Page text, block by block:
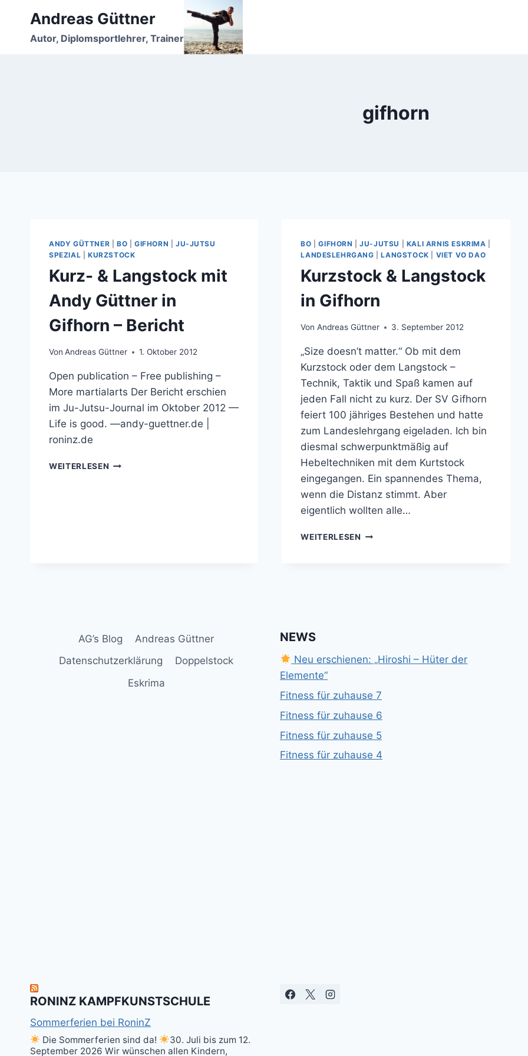
springen
Andreas Güttner
Autor, Diplomsportlehrer, Trainer
gifhorn
ANDY GÜTTNER BO GIFHORN
JU-JUTSU
SPEZIAL
KURZSTOCK
Kurz- & Langstock mit
Andy Güttner in
Gifhorn – Bericht
Von Andreas Güttner 1. Oktober 2012
Open publication – Free publishing –
More martialarts Der Bericht erschien
im Ju-Jutsu-Journal im Oktober 2012 —
Life is good. —andy-guettner.de |
roninz.de
WEITERLESEN KURZ-
BO |GIFHORN |JU-JUTSU KALI ARNIS ESKRIMA
LANDESLEHRGANG |LANGSTOCK VIET VO DAO
Kurzstock & Langstock
in Gifhorn
Von Andreas Güttner 3. September 2012
„Size doesn’t matter.“ Ob mit dem
Kurzstock oder dem Langstock –
Technik, Taktik und Spaß kamen auf
jeden Fall nicht zu kurz. Der SV Gifhorn
feiert 100 jähriges Bestehen und hatte
zum Landeslehrgang eigeladen. Ich bin
diesmal schwerpunktmäßig auf
Hebeltechniken mit dem Kurtstock
eingegangen. Ein spannendes Thema,
wenn die Distanz stimmt. Aber
eigentlich wollten alle…
WEITERLESEN KURZSTOCK
AG’s Blog
Andreas Güttner
Datenschutzerklärung
Doppelstock
Eskrima
NEWS
Neu erschienen: „Hiroshi – Hüter der
Elemente“
Fitness für zuhause 7
Fitness für zuhause 6
Fitness für zuhause 5
Fitness für zuhause 4
RONINZ KAMPFKUNSTSCHULE
Sommerferien bei RoninZ
Die Sommerferien sind da!
30. Juli bis zum 12.
September 2026 Wir wünschen allen Kindern,